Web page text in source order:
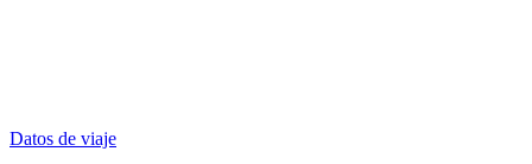
Datos de viaje